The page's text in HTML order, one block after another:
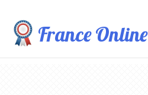
France Online